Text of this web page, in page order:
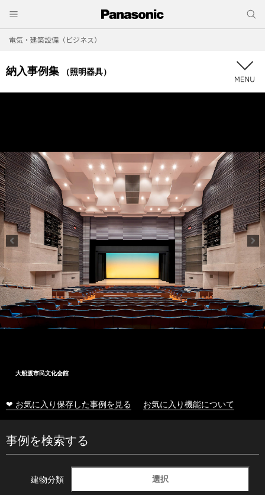
電気・建築設備（ビジネス）
納入事例集 （照明器具）
大船渡市民文化会館
❤ お気に入り保存した事例を見る お気に入り機能について
事例を検索する
建物分類 選択